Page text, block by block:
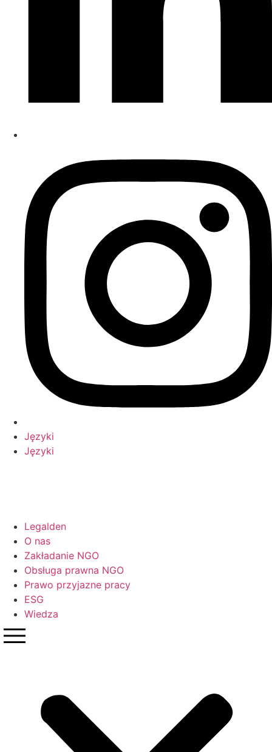
Języki
Języki
Legalden
O nas
Zakładanie NGO
Obsługa prawna NGO
Prawo przyjazne pracy
ESG
Wiedza